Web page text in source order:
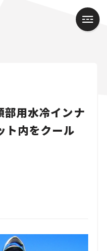
用水冷インナ
ト内をクール
スズキ｜Suzuki
スター｜Mazda Roadster